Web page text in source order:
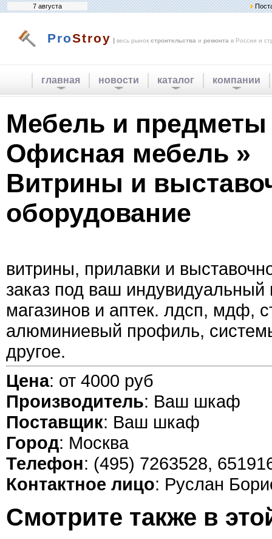
7 августа
ProStroy | весь рынок строительства и ремонта в России и
главная новости каталог компании
Мебель и предметы
Офисная мебель »
Витрины и
оборудование
витрины, прилавки и
заказ под ваш индувидуальный
магазинов и аптек. лдсп, мдф,
алюминиевый профиль,
другое.
Цена: от 4000 руб
Производитель: Ваш шкаф
Поставщик: Ваш шкаф
Город: Москва
Телефон: (495) 7263528,
Контактное лицо: Руслан
Смотрите также в